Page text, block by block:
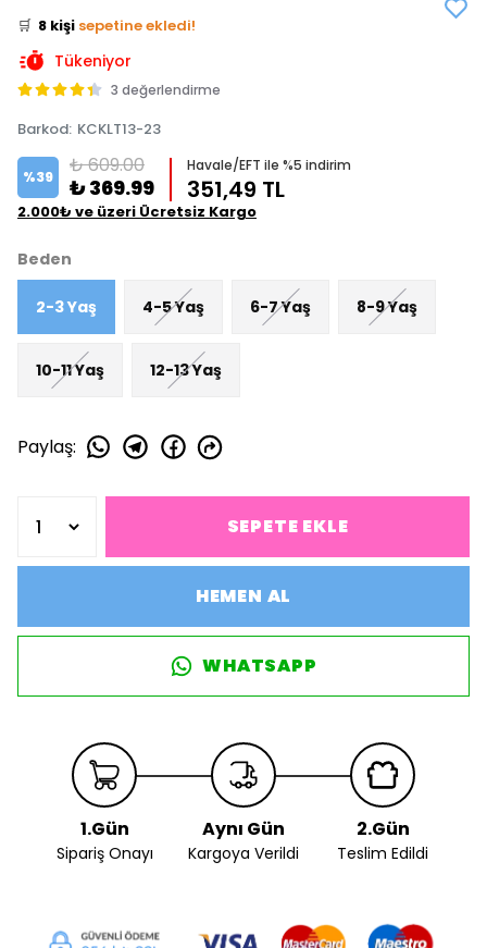
🛒 8 kişi sepetine ekledi!
✅ Bugün 4 adet
Tükeniyor
3 değerlendirme
Barkod: KCKLT13-23
%39 ₺ 609.00
₺ 369.99
Havale/EFT ile %5 indirim
351,49 TL
2.000₺ ve üzeri Ücretsiz Kargo
Beden
2-3 Yaş 4-5 Yaş 6-7 Yaş 8-9 Yaş
10-11 Yaş 12-13 Yaş
Paylaş:
SEPETE EKLE
HEMEN AL
WHATSAPP
1.Gün
Sipariş Onayı
Aynı Gün
Kargoya Verildi
2.Gün
Teslim Edildi